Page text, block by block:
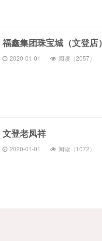
福鑫集团珠宝城（文登店）
2020-01-01 阅读（2057）
文登老凤祥
2020-01-01 阅读（1072）